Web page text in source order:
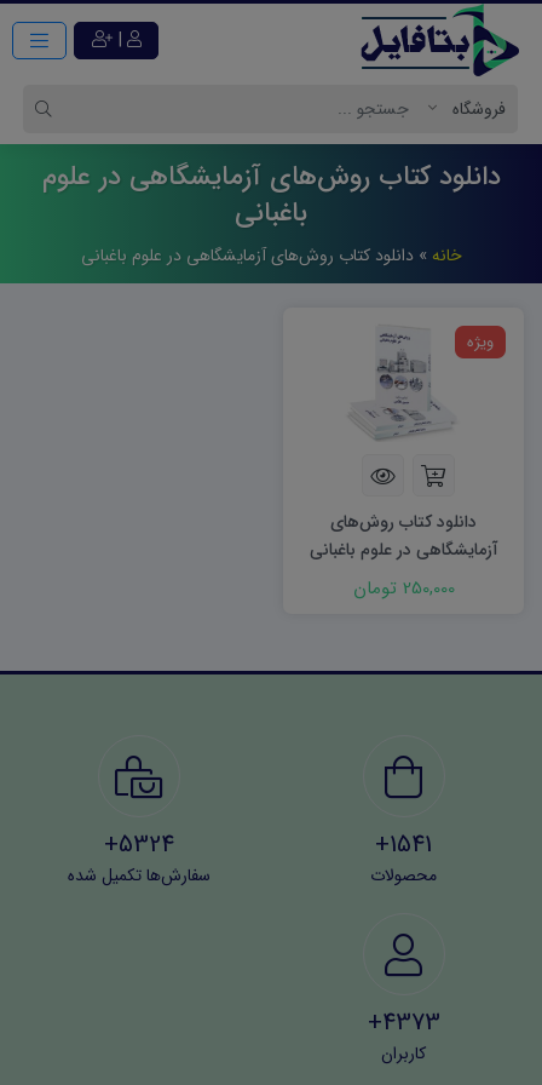
|
دانلود کتاب روش‌های آزمایشگاهی در علوم
باغبانی
خانه »دانلود کتاب روش‌های آزمایشگاهی در علوم باغبانی
ویژه
دانلود کتاب روش‌های
آزمایشگاهی در علوم باغبانی
250,000 تومان
1541+
محصولات
5324+
سفارش‌ها تکمیل شده
4373+
کاربران